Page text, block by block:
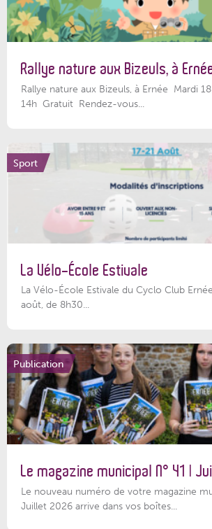
Rallye nature aux Bizeuls, à
Rallye nature aux Bizeuls, à Ernée Mardi
14h Gratuit Rendez-vous...
Sport
La Vélo-École Estivale
La Vélo-École Estivale du Cyclo Club
août, de 8h30...
Publication
Le magazine municipal N° 41 |
Le nouveau numéro de votre magazine
Juillet 2026 arrive dans vos boîtes...